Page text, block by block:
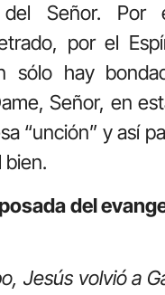
del Señor. Por
por el
sólo hay
Señor, en
“unción” y así
bien.
del
Jesús volvió a